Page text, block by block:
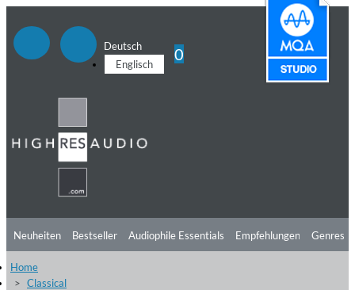
Deutsch
Englisch
0
Neuheiten Bestseller Audiophile Essentials Empfehlungen
Hörtipps
Genres
Home
Classical